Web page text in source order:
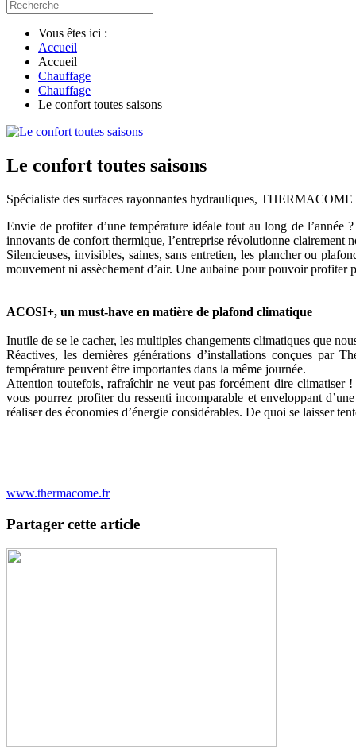
Vous êtes ici :
Accueil
Accueil
Chauffage
Chauffage
Le confort toutes saisons
Le confort toutes saisons
Spécialiste des surfaces rayonnantes hydrauliques,
Envie de profiter d’une température idéale tout au long de l’année
innovants de confort thermique, l’entreprise révolutionne clairement
Silencieuses, invisibles, saines, sans entretien, les plancher ou
mouvement ni assèchement d’air. Une aubaine pour pouvoir profiter
ACOSI+, un must-have en matière de plafond climatique
Inutile de se le cacher, les multiples changements climatiques que
Réactives, les dernières générations d’installations conçues par
température peuvent être importantes dans la même journée.
Attention toutefois, rafraîchir ne veut pas forcément dire climatiser
vous pourrez profiter du ressenti incomparable et enveloppant
réaliser des économies d’énergie considérables. De quoi se laisser
www.thermacome.fr
Partager cette article